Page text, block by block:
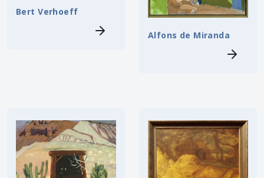
Bert Verhoeff
Alfons de Miranda